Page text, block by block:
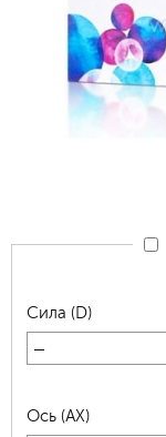
Сила (D)
—
Ось (AX)